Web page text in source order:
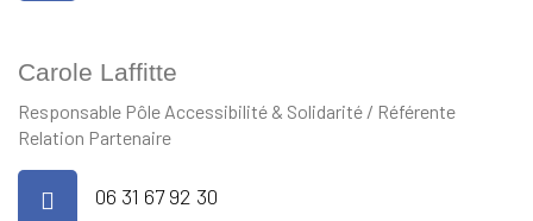
Carole Laffitte
Responsable Pôle Accessibilité & Solidarité / Référente
Relation Partenaire
06 31 67 92 30